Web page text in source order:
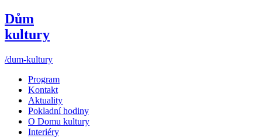
Dům
kultury
/dum-kultury
Program
Kontakt
Aktuality
Pokladní hodiny
O Domu kultury
Interiéry